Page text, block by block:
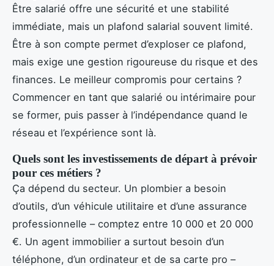
Être salarié offre une sécurité et une stabilité
immédiate, mais un plafond salarial souvent limité.
Être à son compte permet d’exploser ce plafond,
mais exige une gestion rigoureuse du risque et des
finances. Le meilleur compromis pour certains ?
Commencer en tant que salarié ou intérimaire pour
se former, puis passer à l’indépendance quand le
réseau et l’expérience sont là.
Quels sont les investissements de départ à prévoir
pour ces métiers ?
Ça dépend du secteur. Un plombier a besoin
d’outils, d’un véhicule utilitaire et d’une assurance
professionnelle – comptez entre 10 000 et 20 000
€. Un agent immobilier a surtout besoin d’un
téléphone, d’un ordinateur et de sa carte pro –